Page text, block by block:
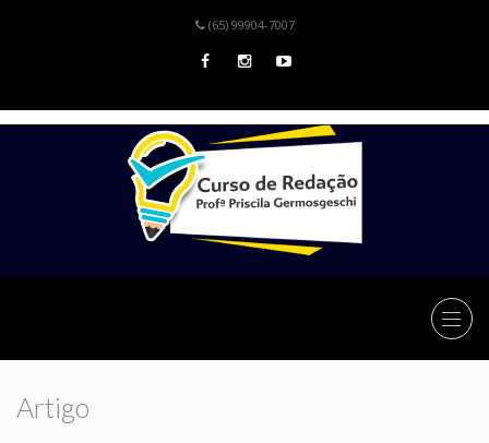
(65) 99904-7007
Artigo